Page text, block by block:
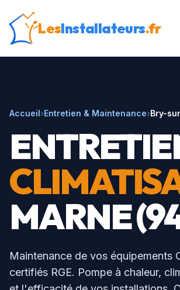
LesInstallateurs.fr
Accueil›Entretien & Maintenance›Bry-
MARNE(
Maintenance de vos équipements
certifiés RGE. Pompe à chaleur,